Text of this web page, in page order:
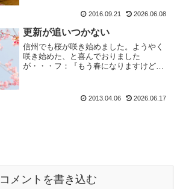
のは母なのですが（繋がらないと山で何
も：「おねーちゃーん、もお...
2016.09.21 2026.06.08
更新が追いつかない
信州でも桜が咲き始めました。ようやく
咲き始めた、と喜んでおりました
が・・・フ：『もう春になりますけど、
おッ！更新が追いつかないッ。急がね
2013.04.06 2026.06.17
コメントを書き込む